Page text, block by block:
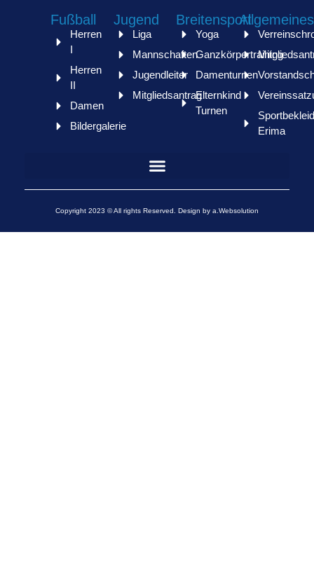
Fußball
Herren
I
Herren
II
Damen
Bildergalerie
Jugend
Liga
Mannschaften
Jugendleiter
Mitgliedsantrag
Breitensport
Yoga
Ganzkörpertraining
Damenturnen
Elternkind
Turnen
Allgemeines
Erima
Copyright 2023 © All rights Reserved. Design by a.Websolution